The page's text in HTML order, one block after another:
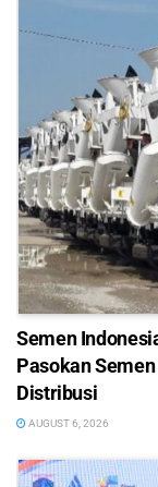
Semen
Pasokan
Distribusi
AUGUST 6, 2026